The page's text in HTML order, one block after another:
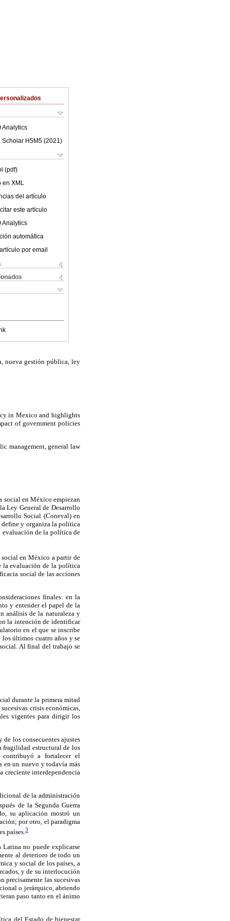
Analytics
Scholar H5M5 (2021 )
(pdf)
en XML
del artículo
este artículo
Analytics
automática
por email
nueva gestión pública, ley
in Mexico and highlights
of government policies
management, general law
social en México empiezan
Ley General de Desarrollo
Social (Coneval) en
define y organiza la política
evaluación de la política de
en México a partir de
la evaluación de la política
social de las acciones
finales: en la
y entender el papel de la
análisis de la naturaleza y
la intención de identificar
en el que se inscribe
últimos cuatro años y se
Al final del trabajo se
durante la primera mitad
crisis económicas,
vigentes para dirigir los
los consecuentes ajustes
fragilidad estructural de los
contribuyó a fortalecer el
en un nuevo y todavía más
creciente interdependencia
de la administración
de la Segunda Guerra
su aplicación mostró un
por otro, el paradigma
países. 3
Latina no puede explicarse
al deterioro de todo un
y social de los países, a
y de su interlocución
precisamente las sucesivas
o jerárquico, abriendo
paso tanto en el ánimo
del Estado de bienestar